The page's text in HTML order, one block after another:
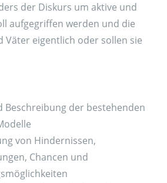
der Diskurs um aktive und
aufgegriffen werden und die
Väter eigentlich oder sollen sie
Beschreibung der bestehenden
von Hindernissen,
Chancen und